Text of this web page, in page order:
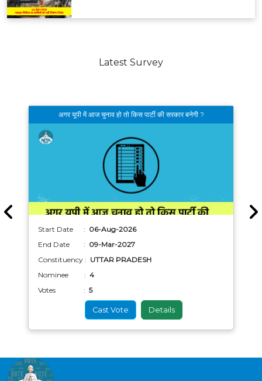
Latest Survey
अगर यूपी में आज चुनाव हो तो किस पार्टी की सरकार बनेगी ?
Start Date : 06-Aug-2026
End Date : 09-Mar-2027
Constituency : UTTAR PRADESH
Nominee : 4
Votes : 5
Cast Vote Details